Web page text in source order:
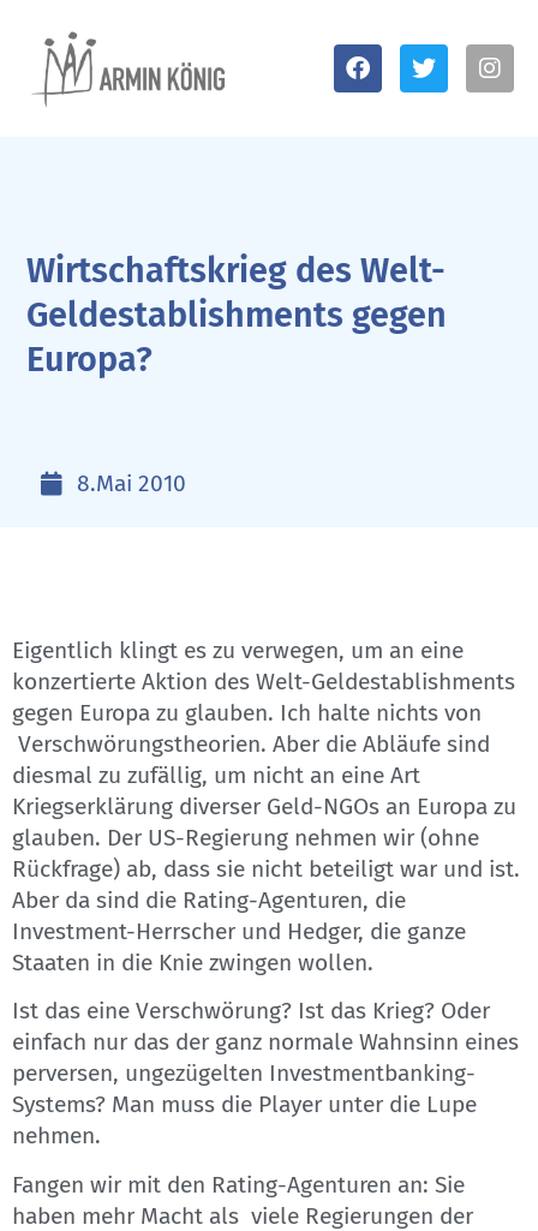
Wirtschaftskrieg des Welt-
Geldestablishments gegen
Europa?
8.Mai 2010
Eigentlich klingt es zu verwegen, um an eine
konzertierte Aktion des Welt-Geldestablishments
gegen Europa zu glauben. Ich halte nichts von
Verschwörungstheorien. Aber die Abläufe sind
diesmal zu zufällig, um nicht an eine Art
Kriegserklärung diverser Geld-NGOs an Europa zu
glauben. Der US-Regierung nehmen wir (ohne
Rückfrage) ab, dass sie nicht beteiligt war und ist.
Aber da sind die Rating-Agenturen, die
Investment-Herrscher und Hedger, die ganze
Staaten in die Knie zwingen wollen.
Ist das eine Verschwörung? Ist das Krieg? Oder
einfach nur das der ganz normale Wahnsinn eines
perversen, ungezügelten Investmentbanking-
Systems? Man muss die Player unter die Lupe
nehmen.
Fangen wir mit den Rating-Agenturen an: Sie
haben mehr Macht als viele Regierungen der